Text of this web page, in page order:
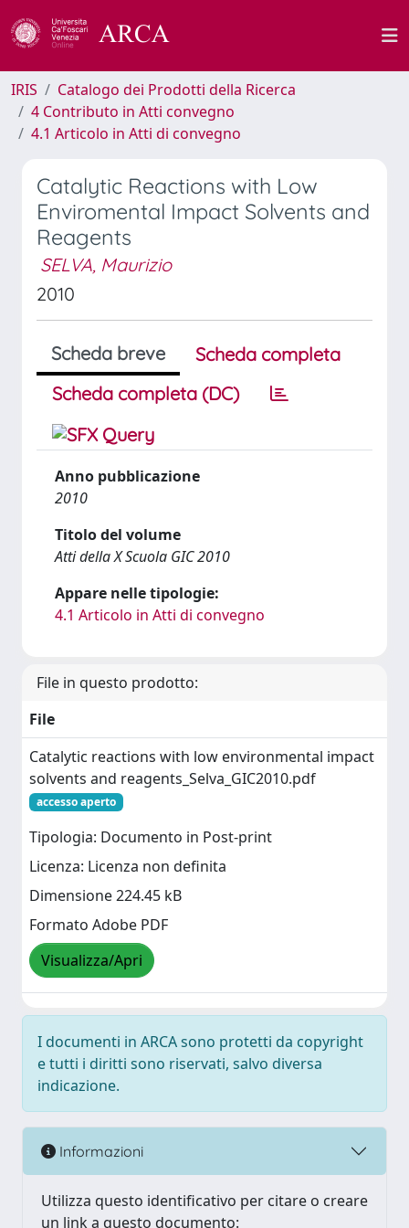
IRIS
Catalogo dei Prodotti della Ricerca
4 Contributo in Atti convegno
4.1 Articolo in Atti di convegno
Catalytic Reactions with Low
Enviromental Impact Solvents and
Reagents
SELVA, Maurizio
2010
Scheda breve
Scheda completa
Scheda completa (DC)
Anno pubblicazione
2010
Titolo del volume
Atti della X Scuola GIC 2010
Appare nelle tipologie:
4.1 Articolo in Atti di convegno
File in questo prodotto:
File
Catalytic reactions with low environmental impact
solvents and reagents_Selva_GIC2010.pdf
accesso aperto
Tipologia: Documento in Post-print
Licenza: Licenza non definita
Dimensione 224.45 kB
Formato Adobe PDF
Visualizza/Apri
I documenti in ARCA sono protetti da copyright
e tutti i diritti sono riservati, salvo diversa
indicazione.
Informazioni
Utilizza questo identificativo per citare o creare
un link a questo documento: